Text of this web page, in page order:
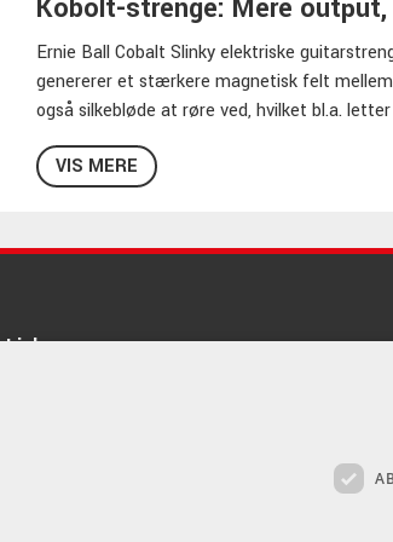
Kobolt-strenge: Mere
Ernie Ball Cobalt Slinky elektriske
genererer et stærkere magnetisk felt
også silkebløde at røre ved, hvilket bl.a.
Uanset om dit instrument har 4, 5, 6 eller 7
Power til kombinationer af Top/Bottom
VIS MERE
Links